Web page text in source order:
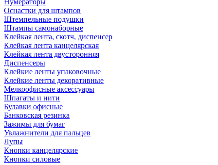
Нумераторы
Оснастки для штампов
Штемпельные подушки
Штампы самонаборные
Клейкая лента, скотч, диспенсер
Клейкая лента канцелярская
Клейкая лента двусторонняя
Диспенсеры
Клейкие ленты упаковочные
Клейкие ленты декоративные
Мелкоофисные аксессуары
Шпагаты и нити
Булавки офисные
Банковская резинка
Зажимы для бумаг
Увлажнители для пальцев
Лупы
Кнопки канцелярские
Кнопки силовые